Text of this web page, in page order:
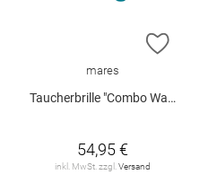
WUNSCHLISTE HINZUFÜGEN
ZUR
mares
Taucherbrille "Combo Wahoo"
54,95 €
inkl. MwSt. zzgl. Versand